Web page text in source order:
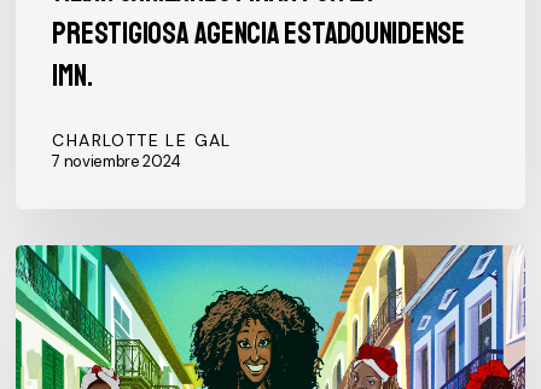
prestigiosa agencia estadounidense
IMN.
CHARLOTTE LE GAL
7 noviembre 2024
Bembé,
nuevo
sencillo
de